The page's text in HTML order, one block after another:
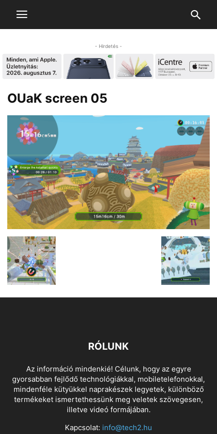
- Hirdetés -
OUaK screen 05
RÓLUNK
Az információ mindenkié! Célunk, hogy az egyre
gyorsabban fejlődő technológiákkal, mobiletelefonokkal,
mindenféle kütyükkel naprakészek legyetek, különböző
termékeket ismertethessünk meg veletek szövegesen,
illetve videó formájában.
Kapcsolat: info@tech2.hu